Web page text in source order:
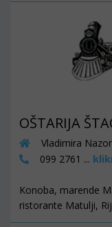
OŠTARIJA
Vladimira
099 2761 ...
Konoba, marende
ristorante Matulji,